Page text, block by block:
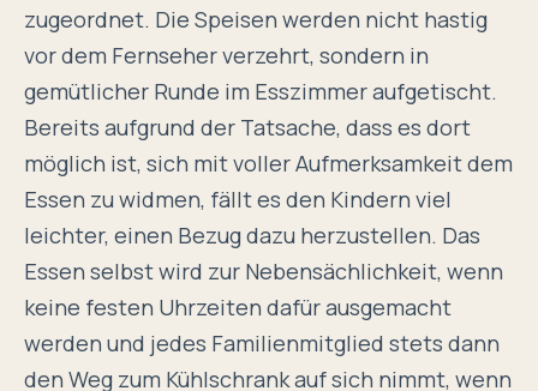
zugeordnet. Die Speisen werden nicht hastig
vor dem Fernseher verzehrt, sondern in
gemütlicher Runde im Esszimmer aufgetischt.
Bereits aufgrund der Tatsache, dass es dort
möglich ist, sich mit voller Aufmerksamkeit dem
Essen zu widmen, fällt es den Kindern viel
leichter, einen Bezug dazu herzustellen. Das
Essen selbst wird zur Nebensächlichkeit, wenn
keine festen Uhrzeiten dafür ausgemacht
werden und jedes Familienmitglied stets dann
den Weg zum Kühlschrank auf sich nimmt, wenn